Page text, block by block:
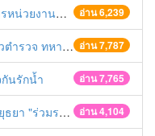
อ่าน 6,239
างหลวง เตรียมความปลอดภัยก่อนเทศกาลสงกรานต์
อ่าน 7,787
ละสถานีรถไฟ เตรียมรับมือเทศกาลสงกรานต์
อ่าน 7,765
นรักน้ำ
อ่าน 4,104
เทศกาลสงกรานต์ ปี 2561